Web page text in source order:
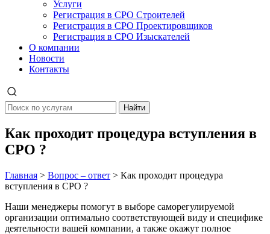
Услуги
Регистрация в СРО Строителей
Регистрация в СРО Проектировщиков
Регистрация в СРО Изыскателей
О компании
Новости
Контакты
Найти
Как проходит процедура вступления в
СРО ?
Главная > Вопрос – ответ > Как проходит процедура
вступления в СРО ?
Наши менеджеры помогут в выборе саморегулируемой
организации оптимально соответствующей виду и специфике
деятельности вашей компании, а также окажут полное